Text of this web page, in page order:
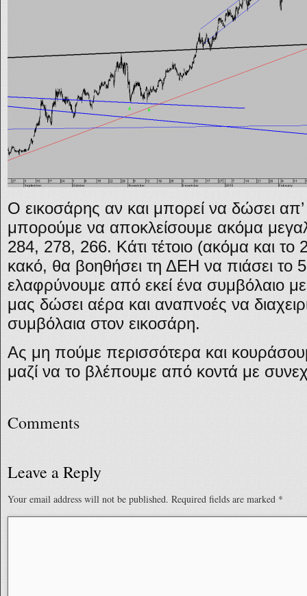
Ο εικοσάρης αν και μπορεί να δώσει απ’
μπορούμε να αποκλείσουμε ακόμα
284, 278, 266. Κάτι τέτοιο (ακόμα και το
κακό, θα βοηθήσει τη ΔΕΗ να πιάσει το
ελαφρύνουμε από εκεί ένα συμβόλαιο
μας δώσει αέρα και αναπνοές να
συμβόλαια στον εικοσάρη.
Ας μη πούμε περισσότερα και
μαζί να το βλέπουμε από κοντά με
Comments
Leave a Reply
Your email address will not be published. Required fields are marked *